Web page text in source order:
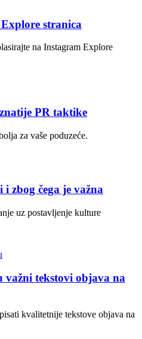
stranica
na Instagram Explore
PR taktike
za vaše poduzeće.
zbog čega je važna
uz postavljenje kulture
važni tekstovi objava na
kvalitetnije tekstove objava na